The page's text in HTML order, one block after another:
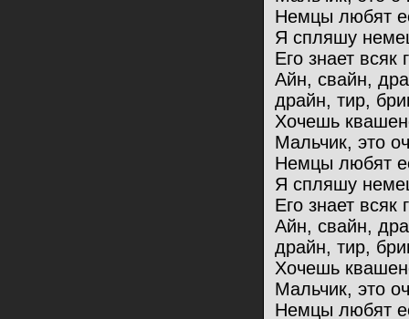
Немцы любят
Я спляшу
Его знает всяк
Айн, свайн,
драйн, тир,
Хочешь
Мальчик, это
Немцы любят
Я спляшу
Его знает всяк
Айн, свайн,
драйн, тир,
Хочешь
Мальчик, это
Немцы любят